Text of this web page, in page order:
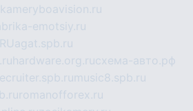
kameryboavision.ru
emotsiy.ru
agat.spb.ru
hardware.org.ruсхема-авто.рф
recruiter.spb.ru music8.spb.ru
romanofforex.ru